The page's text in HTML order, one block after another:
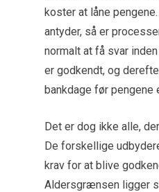
koster at låne
antyder, så er
normalt at få svar
er godkendt, og
bankdage før pengene
Det er dog ikke alle,
De forskellige
krav for at blive
Aldersgrænsen ligger